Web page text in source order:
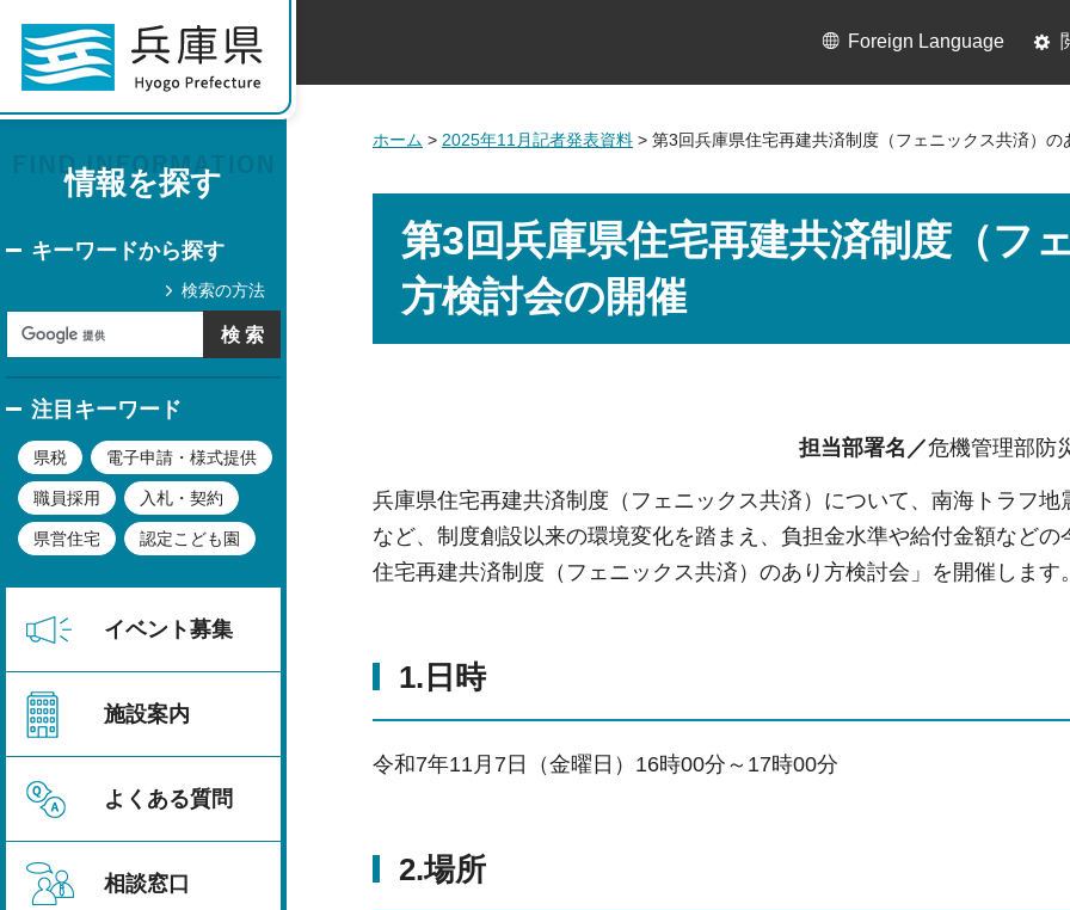
情報を探す
キーワードから探す
検索の方法
注目キーワード
県税 電子申請・様式提供
職員採用 入札・契約
県営住宅 認定こども園
イベント募集
施設案内
よくある質問
相談窓口
Foreign Language
ホーム > 2025年11月記者発表資料 > 第3回兵庫県住宅再建共済制度（フェニックス共済）の
第3回兵庫県住宅再建共済制度（フ
方検討会の開催
担当部署名／危機管理部
兵庫県住宅再建共済制度（フェニックス共済）について、南海トラフ
など、制度創設以来の環境変化を踏まえ、負担金水準や給付金額など
住宅再建共済制度（フェニックス共済）のあり方検討会」を開催します
1.日時
令和7年11月7日（金曜日）16時00分～17時00分
2.場所